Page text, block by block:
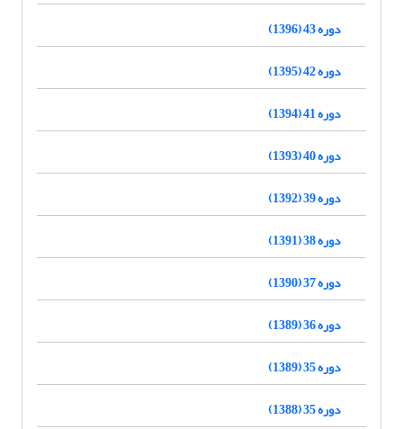
دوره 43 (1396)
دوره 42 (1395)
دوره 41 (1394)
دوره 40 (1393)
دوره 39 (1392)
دوره 38 (1391)
دوره 37 (1390)
دوره 36 (1389)
دوره 35 (1389)
دوره 35 (1388)